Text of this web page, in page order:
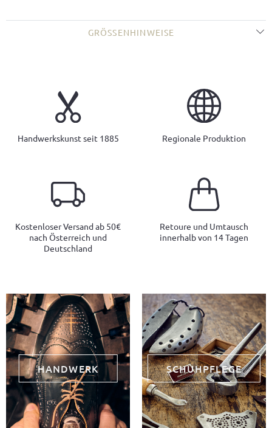
GRÖSSENHINWEISE
Handwerkskunst seit 1885 Regionale Produktion
Kostenloser Versand ab 50€
nach Österreich und
Deutschland
Retoure und Umtausch
innerhalb von 14 Tagen
HANDWERK SCHUHPFLEGE